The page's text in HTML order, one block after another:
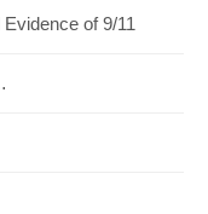
of 9/11